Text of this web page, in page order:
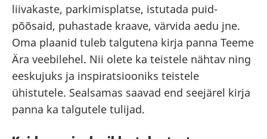
liivakaste, parkimisplatse, istutada puid-
põõsaid, puhastade kraave, värvida aedu jne.
Oma plaanid tuleb talgutena kirja panna Teeme
Ära veebilehel. Nii olete ka teistele nähtav ning
eeskujuks ja inspiratsiooniks teistele
ühistutele. Sealsamas saavad end seejärel kirja
panna ka talgutele tulijad.